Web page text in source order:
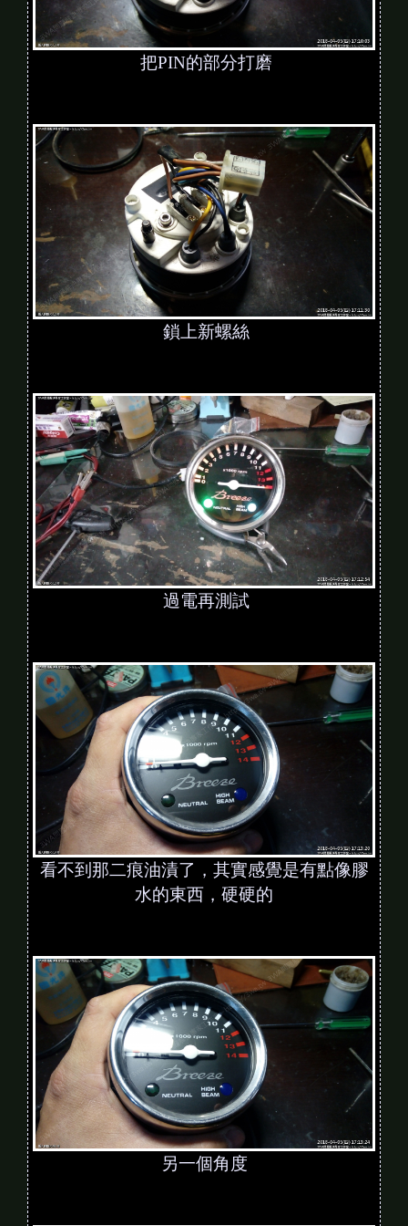
把PIN的部分打磨
鎖上新螺絲
過電再測試
看不到那二痕油漬了，其實感覺是有點像膠
水的東西，硬硬的
另一個角度